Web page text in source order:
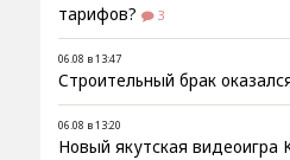
тарифов?
3
06.08 в 13:47
Строительный брак
06.08 в 13:20
Новый якутская видеоигра